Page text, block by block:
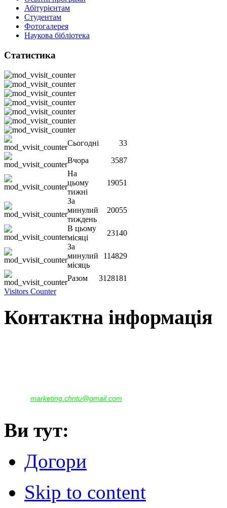
Абітурієнтам
Студентам
Фотогалерея
Наукова бібліотека
Статистика
Сьогодні
33
Вчора
3587
На
цьому
тижні
19051
За
минулий
тиждень
20055
В цьому
місяці
23140
За
минулий
місяць
114829
Разом
3128181
Visitors Counter
Контактна інформація
marketing.chntu@gmail.com
Ви тут:
Догори
Skip to content